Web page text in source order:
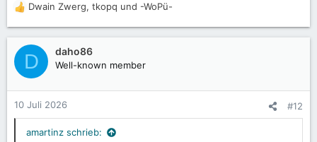
R
e
a
k
t
o
n
Dwain Zwerg, tkopq und -WoPü-
D daho86
Well-known member
10 Juli 2026 #12
amartinz schrieb: